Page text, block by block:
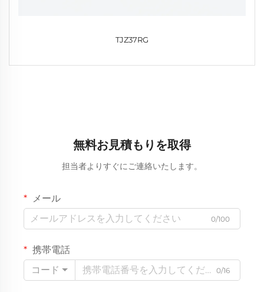
TJZ37RG
無料お見積もりを取得
担当者よりすぐにご連絡いたします。
メール
0/100
携帯電話
コード
0/16